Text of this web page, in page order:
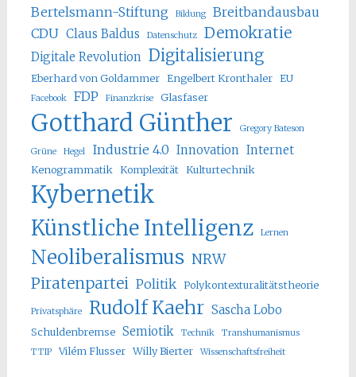
Bertelsmann-Stiftung Bildung
Breitbandausbau
CDU Claus Baldus Datenschutz Demokratie
Digitale Revolution Digitalisierung
Eberhard von Goldammer Engelbert Kronthaler EU
Facebook FDP Finanzkrise Glasfaser
Gotthard Günther Gregory Bateson
Grüne Hegel Industrie 4.0 Innovation Internet
Kenogrammatik Komplexität Kulturtechnik
Kybernetik
Künstliche Intelligenz Lernen
Neoliberalismus NRW
Piratenpartei Politik Polykontexturalitätstheorie
Privatsphäre Rudolf Kaehr Sascha Lobo
Schuldenbremse Semiotik Technik
Transhumanismus
TTIP
Vilém Flusser Willy Bierter Wissenschaftsfreiheit